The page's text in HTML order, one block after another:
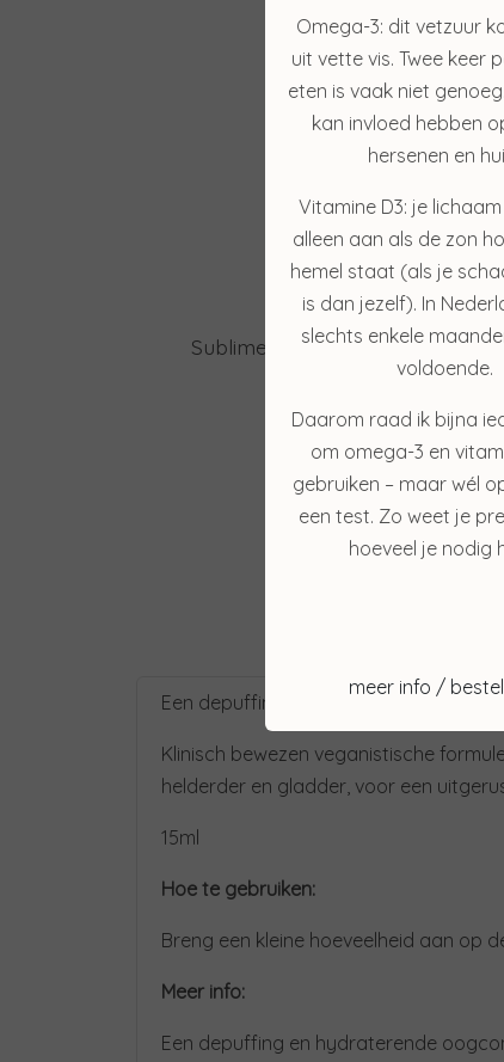
Sublime Skin Micropeel
€ 39,00
Bekijken
Een depuffing en hydraterende
Klinisch bewezen veganistische
helderder en gladder, voor een
15ml
Hoe te gebruiken:
Breng een kleine hoeveelheid aan op
Meer info:
Een depuffing en hydraterende
Omega-3: dit vetzuur
uit vette vis. Twee keer
eten is vaak niet
kan invloed hebben
hersenen en
Vitamine D3: je
alleen aan als de zon
hemel staat (als je
is dan jezelf). In
slechts enkele
voldoende.
Daarom raad ik bijna
om omega-3 en
gebruiken – maar wél
een test. Zo weet je
hoeveel je nodig
meer info /